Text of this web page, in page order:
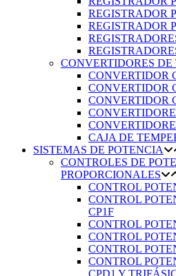
REGISTRADOR
REGISTRADOR
CONVERTIDORES DE
CONVERTIDOR
CONVERTIDOR
CONVERTIDOR
CAJA DE
SISTEMAS DE POTENCIA
CONTROLES DE
PROPORCIONALES
CONTROL
CONTROL
CP1F
CONTROL
CONTROL
CONTROL
CONTROL
CPD1 Y